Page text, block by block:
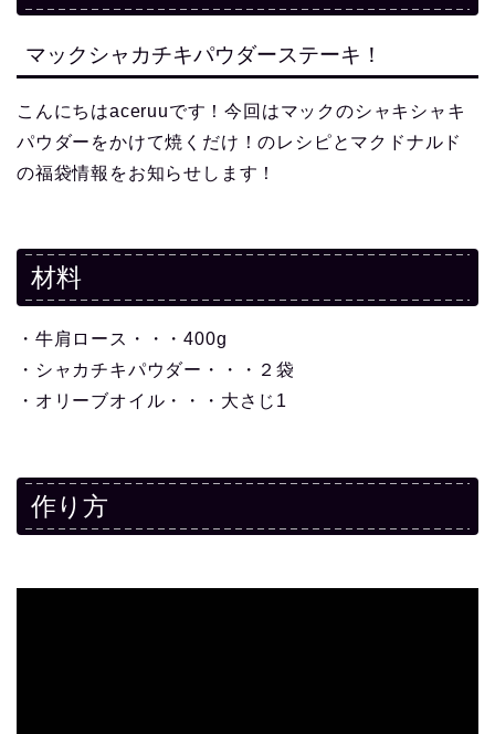
マックシャカチキパウダーステーキ！
こんにちはaceruuです！今回はマックのシャキシャキ
パウダーをかけて焼くだけ！のレシピとマクドナルド
の福袋情報をお知らせします！
材料
・牛肩ロース・・・400g
・シャカチキパウダー・・・２袋
・オリーブオイル・・・大さじ1
作り方